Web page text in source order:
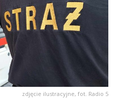
zdjęcie ilustracyjne, fot. Radio 5